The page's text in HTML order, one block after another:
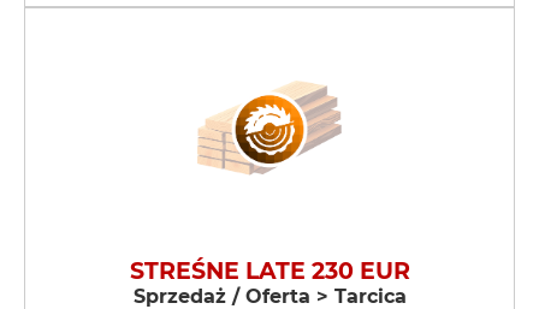
STREŚNE LATE 230 EUR
Sprzedaż / Oferta > Tarcica